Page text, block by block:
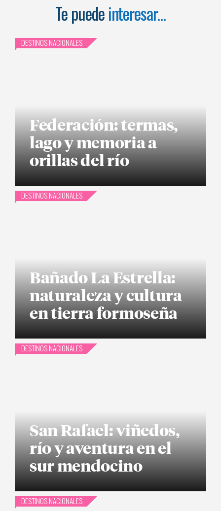
Te puedeinteresar...
DESTINOS NACIONALES
Federación: termas,
lago y memoria a
orillas del río
DESTINOS NACIONALES
Bañado La Estrella:
naturaleza y cultura
en tierra formoseña
DESTINOS NACIONALES
San Rafael: viñedos,
río y aventura en el
sur mendocino
DESTINOS NACIONALES